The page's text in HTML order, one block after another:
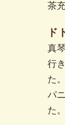
茶
ド
真
行
た
パ
た。